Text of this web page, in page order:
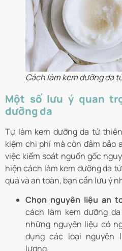
Cách làm kem dưỡng da
Một số lưu ý quan
dưỡng da
Tự làm kem dưỡng da từ
kiệm chi phí mà còn đảm bảo
việc kiểm soát nguồn gốc
hiện cách làm kem dưỡng da
quả và an toàn, bạn cần lưu ý
Chọn nguyên liệu an
cách làm kem dưỡng
những nguyên liệu có
dụng các loại nguyên
lượng.